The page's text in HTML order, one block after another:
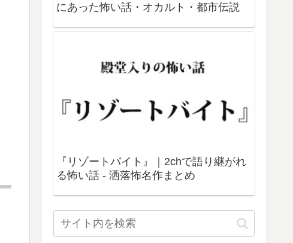
にあった怖い話・オカルト・都市伝説
『リゾートバイト』｜2chで語り継がれ
る怖い話 - 洒落怖名作まとめ